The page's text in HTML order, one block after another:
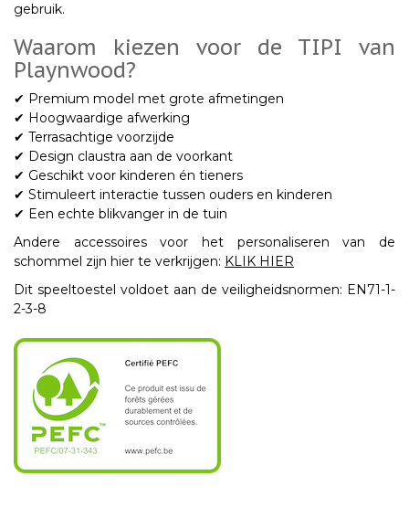
gebruik.
Waarom kiezen voor de TIPI van
Playnwood?
✔ Premium model met grote afmetingen
✔ Hoogwaardige afwerking
✔ Terrasachtige voorzijde
✔ Design claustra aan de voorkant
✔ Geschikt voor kinderen én tieners
✔ Stimuleert interactie tussen ouders en kinderen
✔ Een echte blikvanger in de tuin
Andere accessoires voor het personaliseren van de
schommel zijn hier te verkrijgen: KLIK HIER
Dit speeltoestel voldoet aan de veiligheidsnormen: EN71-1-
2-3-8